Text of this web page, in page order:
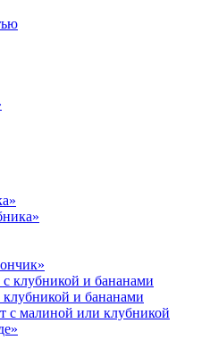
клубникой и бананами
и бананами
с малиной или клубникой